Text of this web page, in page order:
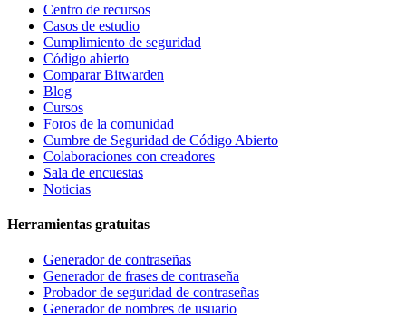
Centro de recursos
Casos de estudio
Cumplimiento de seguridad
Código abierto
Comparar Bitwarden
Blog
Cursos
Foros de la comunidad
Cumbre de Seguridad de Código Abierto
Colaboraciones con creadores
Sala de encuestas
Noticias
Herramientas gratuitas
Generador de contraseñas
Generador de frases de contraseña
Probador de seguridad de contraseñas
Generador de nombres de usuario